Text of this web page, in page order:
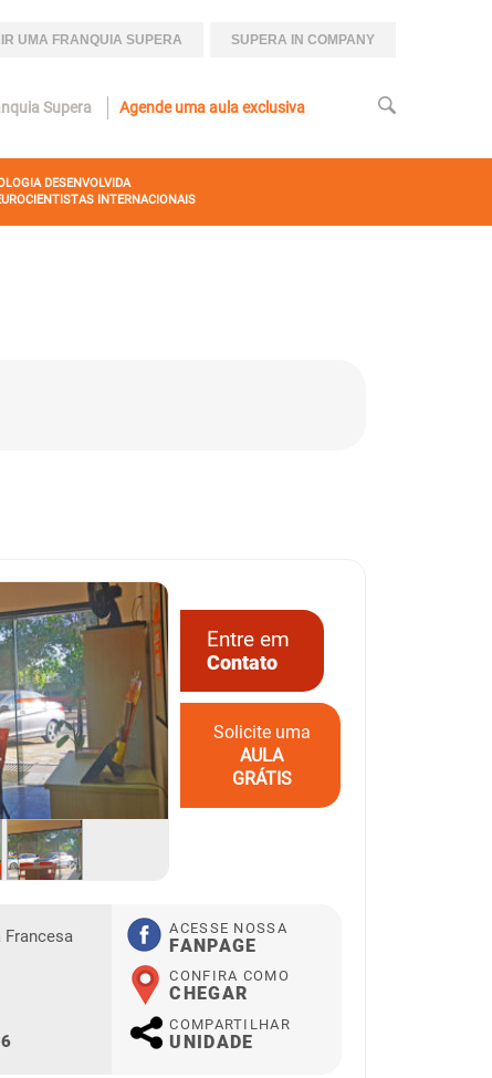
UMA FRANQUIA SUPERA SUPERA IN COMPANY
Supera Agende uma aula exclusiva
DESENVOLVIDA
INTERNACIONAIS
Entre em
Contato
Solicite uma
AULA
GRÁTIS
Francesa
ACESSE NOSSA
FANPAGE
CONFIRA COMO
CHEGAR
COMPARTILHAR
UNIDADE